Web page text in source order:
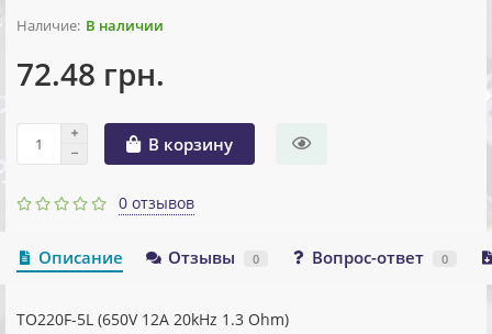
В наличии
72.48 грн.
В корзину
0 отзывов
Описание Отзывы 0 Вопрос-ответ 0
TO220F-5L (650V 12A 20kHz 1.3 Ohm)